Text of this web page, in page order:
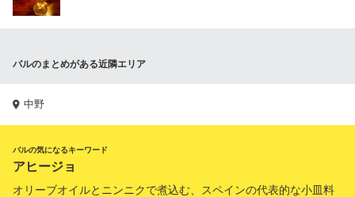
バルのまとめがある近隣エリア
中野
バルの気になるキーワード
アヒージョ
オリーブオイルとニンニクで煮込む、スペインの代表的な小皿料